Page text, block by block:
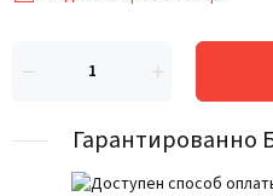
Гарантированно